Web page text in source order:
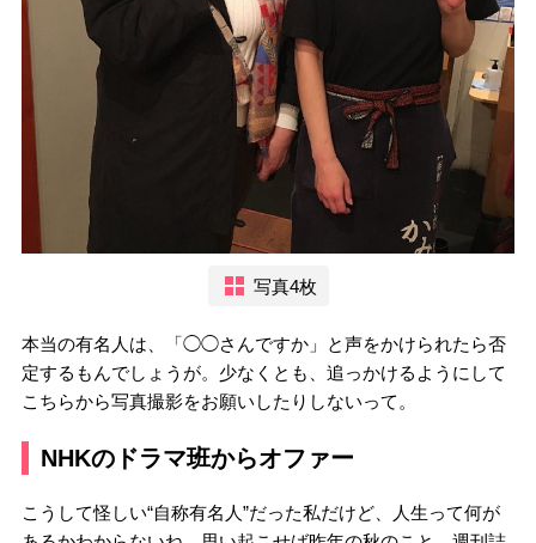
写真4枚
本当の有名人は、「◯◯さんですか」と声をかけられたら否
定するもんでしょうが。少なくとも、追っかけるようにして
こちらから写真撮影をお願いしたりしないって。
NHKのドラマ班からオファー
こうして怪しい“自称有名人”だった私だけど、人生って何が